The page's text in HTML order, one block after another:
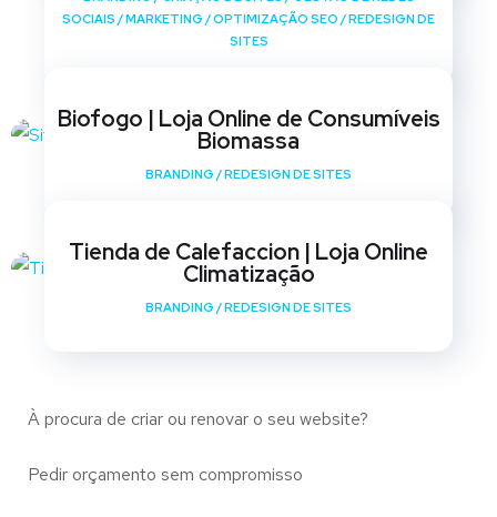
SOCIAIS /MARKETING /OPTIMIZAÇÃO SEO /REDESIGN DE
SITES
Biofogo | Loja Online de Consumíveis
Biomassa
BRANDING /REDESIGN DE SITES
Tienda de Calefaccion | Loja Online
Climatização
BRANDING /REDESIGN DE SITES
À procura de criar ou renovar o seu website?
Pedir orçamento sem compromisso